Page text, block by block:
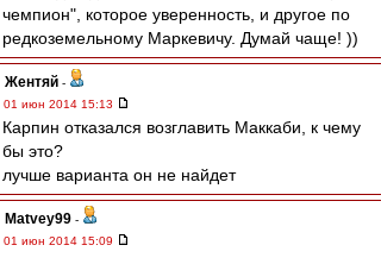
чемпион", которое уверенность, и другое по
редкоземельному Маркевичу. Думай чаще! ))
Жентяй -
01 июн 2014 15:13
Карпин отказался возглавить Маккаби, к чему
бы это?
лучше варианта он не найдет
Matvey99 -
01 июн 2014 15:09